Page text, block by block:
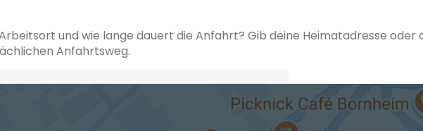
und wie lange dauert die Anfahrt? Gib deine Heimatadresse oder
Anfahrtsweg.
+ Aktuellen Standort